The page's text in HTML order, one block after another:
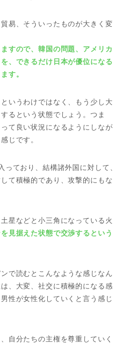
易、そういったものが大きく変
すので、韓国の問題、アメリカ
、できるだけ日本が優位になる
す。
いうわけではなく、もう少し大
るという状態でしょう。つま
て良い状況になるようにしなが
じです。
っており、結構諸外国に対して、
て積極的であり、攻撃的にもな
星などと小三角になっている火
見据えた状態で交渉するという
で読むとこんなような感じなん
、大変、社交に積極的になる感
性が女性化していくと言う感じ
自分たちの主権を尊重していく